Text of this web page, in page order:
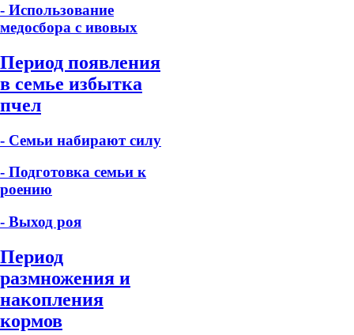
- Использование
медосбора с ивовых
Период появления
в семье избытка
пчел
- Семьи набирают силу
- Подготовка семьи к
роению
- Выход роя
Период
размножения и
накопления
кормов